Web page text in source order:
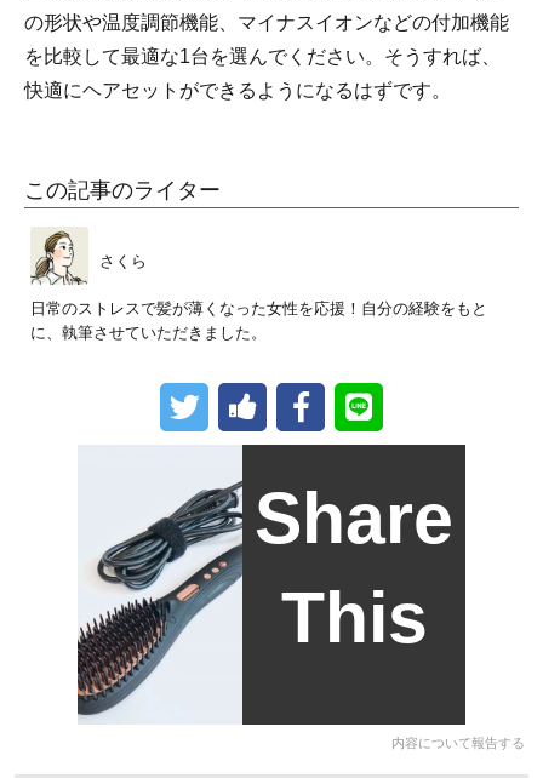
の形状や温度調節機能、マイナスイオンなどの付加機能
を比較して最適な1台を選んでください。そうすれば、
快適にヘアセットができるようになるはずです。
この記事のライター
さくら
日常のストレスで髪が薄くなった女性を応援！自分の経験をもと
に、執筆させていただきました。
Share
This
内容について報告する